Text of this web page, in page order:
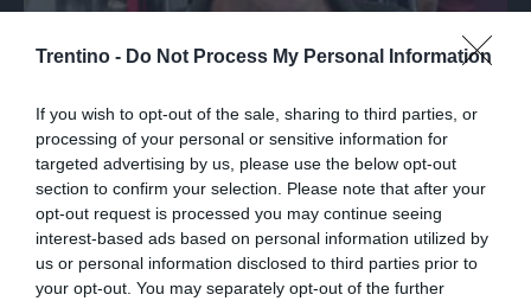
Trentino - Do Not Process My Personal Information
If you wish to opt-out of the sale, sharing to third parties, or
processing of your personal or sensitive information for
targeted advertising by us, please use the below opt-out
section to confirm your selection. Please note that after your
opt-out request is processed you may continue seeing
interest-based ads based on personal information utilized by
us or personal information disclosed to third parties prior to
your opt-out. You may separately opt-out of the further
Spagna, gli italiani a Fiumicino divisi tra
preoccupazione e dispiacere per i controlli